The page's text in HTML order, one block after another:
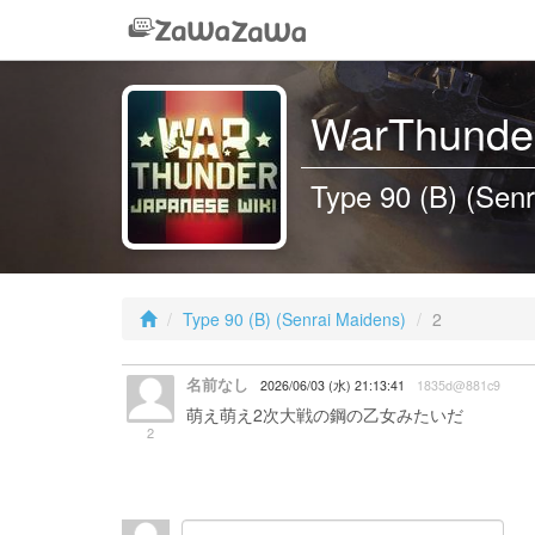
Type 90 (B)
Type 90 (B) (Senrai Maidens) 2
2
名前なし 2026/06/03 (水) 21:13:41 1835d@881c9
萌え萌え2次大戦の鋼の乙女みたいだ